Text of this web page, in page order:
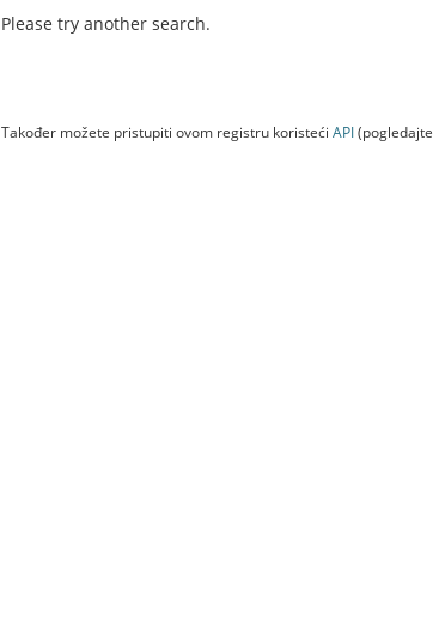
Please try another search.
Također možete pristupiti ovom registru koristeći API(pogledajte